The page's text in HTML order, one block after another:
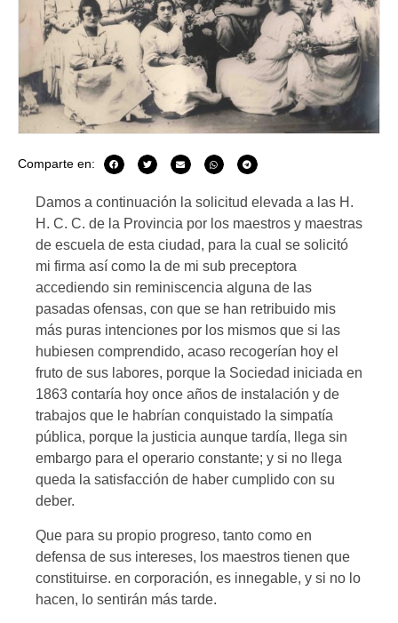
Comparte en:
Damos a continuación la solicitud elevada a las H.
H. C. C. de la Provincia por los maestros y maestras
de escuela de esta ciudad, para la cual se solicitó
mi firma así como la de mi sub preceptora
accediendo sin reminiscencia alguna de las
pasadas ofensas, con que se han retribuido mis
más puras intenciones por los mismos que si las
hubiesen comprendido, acaso recogerían hoy el
fruto de sus labores, porque la Sociedad iniciada en
1863 contaría hoy once años de instalación y de
trabajos que le habrían conquistado la simpatía
pública, porque la justicia aunque tardía, llega sin
embargo para el operario constante; y si no llega
queda la satisfacción de haber cumplido con su
deber.
Que para su propio progreso, tanto como en
defensa de sus intereses, los maestros tienen que
constituirse. en corporación, es innegable, y si no lo
hacen, lo sentirán más tarde.